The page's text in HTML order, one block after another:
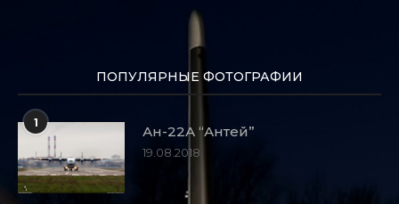
ПОПУЛЯРНЫЕ ФОТОГРАФИИ
1
Ан-22А “Антей”
19.08.2018